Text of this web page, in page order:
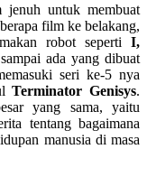
untuk membuat
film ke belakang,
robot seperti I,
ada yang dibuat
seri ke-5 nya
Terminator Genisys.
yang sama, yaitu
tentang bagaimana
manusia di masa